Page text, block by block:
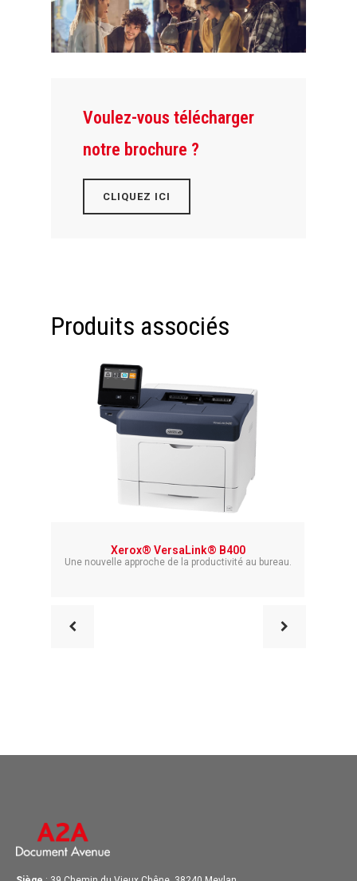
Voulez-vous télécharger
notre brochure ?
CLIQUEZ ICI
Produits associés
Xerox® VersaLink® B400
nouvelle approche de la productivité au bureau.
Imprimante Xerox®
Travaillez plus